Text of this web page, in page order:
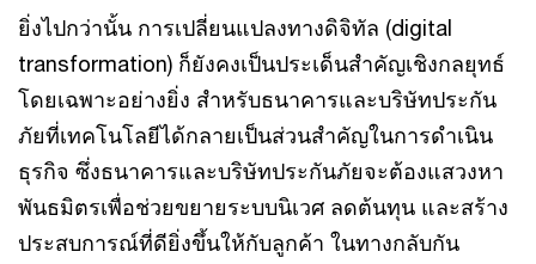
ยิ่งไปกว่านั้น การเปลี่ยนแปลงทางดิจิทัล (digital
transformation) ก็ยังคงเป็นประเด็นสำคัญเชิงกลยุทธ์
โดยเฉพาะอย่างยิ่ง สำหรับธนาคารและบริษัทประกัน
ภัยที่เทคโนโลยีได้กลายเป็นส่วนสำคัญในการดำเนิน
ธุรกิจ ซึ่งธนาคารและบริษัทประกันภัยจะต้องแสวงหา
พันธมิตรเพื่อช่วยขยายระบบนิเวศ ลดต้นทุน และสร้าง
ประสบการณ์ที่ดียิ่งขึ้นให้กับลูกค้า ในทางกลับกัน